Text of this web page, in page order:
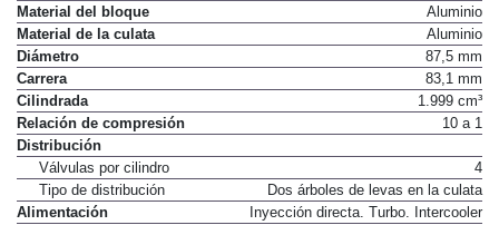
Material del bloque
Aluminio
Material de la culata
Aluminio
Diámetro
87,5 mm
Carrera
83,1 mm
Cilindrada
1.999 cm³
Relación de compresión
10 a 1
Distribución
Válvulas por cilindro
4
Tipo de distribución
Dos árboles de levas en la culata
Alimentación
Inyección directa. Turbo. Intercooler